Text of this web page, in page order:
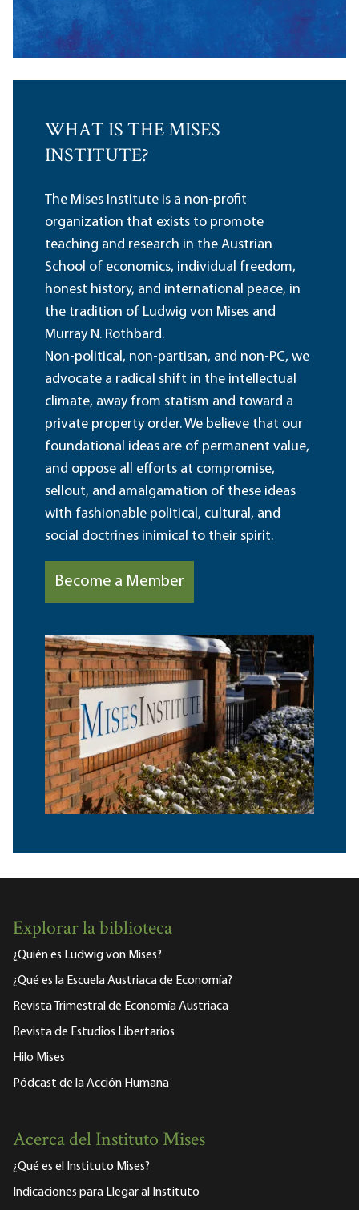
WHAT IS THE MISES
INSTITUTE?
The Mises Institute is a non-profit
organization that exists to promote
teaching and research in the Austrian
School of economics, individual freedom,
honest history, and international peace, in
the tradition of Ludwig von Mises and
Murray N. Rothbard.
Non-political, non-partisan, and non-PC, we
advocate a radical shift in the intellectual
climate, away from statism and toward a
private property order. We believe that our
foundational ideas are of permanent value,
and oppose all efforts at compromise,
sellout, and amalgamation of these ideas
with fashionable political, cultural, and
social doctrines inimical to their spirit.
Become a Member
Explorar la biblioteca
¿Quién es Ludwig von Mises?
¿Qué es la Escuela Austriaca de Economía?
Revista Trimestral de Economía Austriaca
Revista de Estudios Libertarios
Hilo Mises
Pódcast de la Acción Humana
Acerca del Instituto Mises
¿Qué es el Instituto Mises?
Indicaciones para Llegar al Instituto